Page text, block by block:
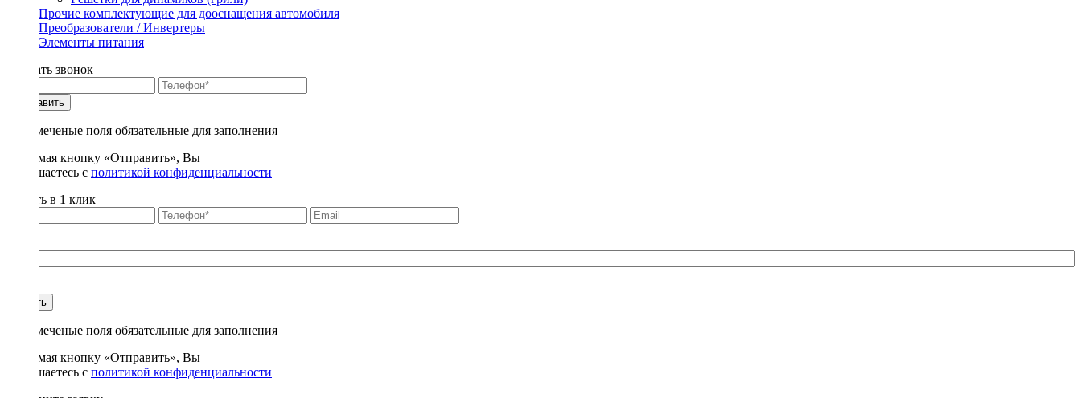
Прочие комплектующие для дооснащения автомобиля
Преобразователи / Инвертеры
Элементы питания
Заказать звонок
Отправить
* - отмеченые поля обязательные для заполнения
Нажимая кнопку «Отправить», Вы
соглашаетесь с политикой конфиденциальности
Купить в 1 клик
Купить
* - отмеченые поля обязательные для заполнения
Нажимая кнопку «Отправить», Вы
соглашаетесь с политикой конфиденциальности